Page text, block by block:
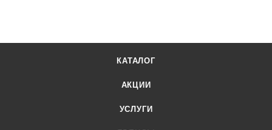
КАТАЛОГ
АКЦИИ
УСЛУГИ